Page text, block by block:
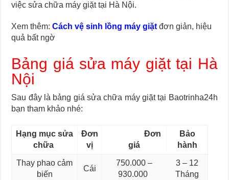
việc sửa chữa máy giặt tại Hà Nội.
Xem thêm:Cách vệ sinh lồng máy giặtđơn giản, hiệu
quả bất ngờ
Bảng giá sửa máy giặt tại Hà
Nội
Sau đây là bảng giá sửa chữa máy giặt tại Baotrinha24h
bạn tham khảo nhé:
Hạng mục sửa
chữa
Đơn
vị
Đơn
giá
Bảo
hành
Thay phao cảm
biến
Cái
750.000 –
930.000
3 – 12
Tháng